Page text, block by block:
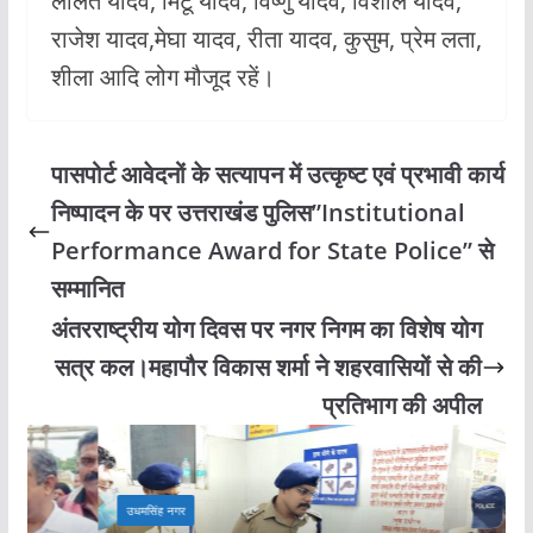
राजेश यादव,मेघा यादव, रीता यादव, कुसुम, प्रेम लता,
शीला आदि लोग मौजूद रहें।
पासपोर्ट आवेदनों के सत्यापन में उत्कृष्ट एवं प्रभावी कार्य
निष्पादन के पर उत्तराखंड पुलिस”Institutional
Performance Award for State Police” से
सम्मानित
अंतरराष्ट्रीय योग दिवस पर नगर निगम का विशेष योग
सत्र कल।महापौर विकास शर्मा ने शहरवासियों से की
प्रतिभाग की अपील
उधमसिंह नगर